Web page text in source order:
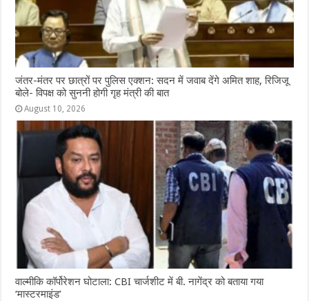
जंतर-मंतर पर छात्रों पर पुलिस एक्शन: सदन में जवाब देंगे अमित शाह, रिजिजू
बोले- विपक्ष को सुननी होगी गृह मंत्री की बात
August 10, 2026
वाल्मीकि कॉर्पोरेशन घोटाला: CBI चार्जशीट में बी. नागेंद्र को बताया गया
‘मास्टरमाइंड’